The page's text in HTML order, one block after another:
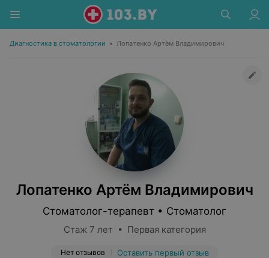
Диагностика в стоматологии • Лопатенко Артём Владимирович
Лопатенко Артём Владимирович
Стоматолог-терапевт • Стоматолог
Стаж 7 лет • Первая категория
Нет отзывов Оставить первый отзыв